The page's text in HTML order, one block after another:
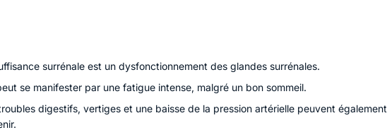
surrénale est un dysfonctionnement des glandes surrénales.
se manifester par une fatigue intense, malgré un bon sommeil.
digestifs, vertiges et une baisse de la pression artérielle peuvent également